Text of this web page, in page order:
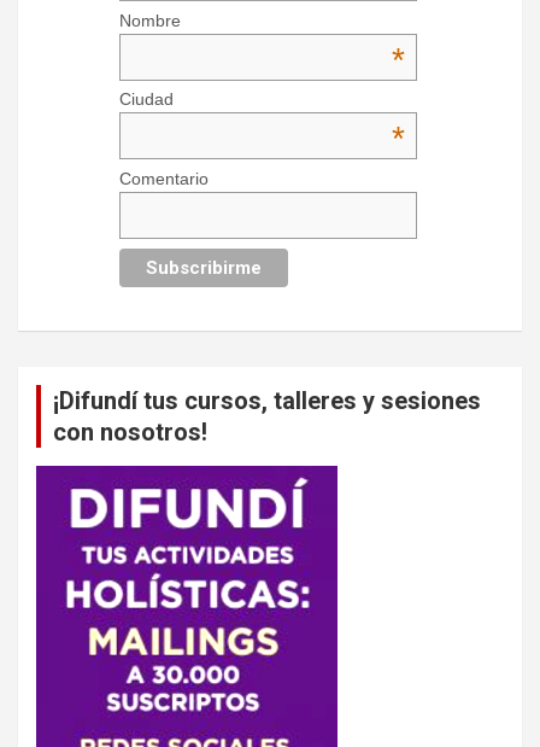
Nombre
*
Ciudad
*
Comentario
¡Difundí tus cursos, talleres y sesiones
con nosotros!